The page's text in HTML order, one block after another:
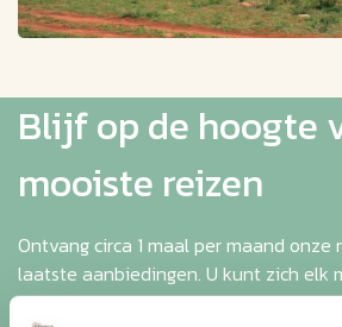
Blijf op de hoogte
mooiste reizen
Ontvang circa 1 maal per maand
laatste aanbiedingen. U kunt zich elk
uitschrijven via de afmeldlink in de